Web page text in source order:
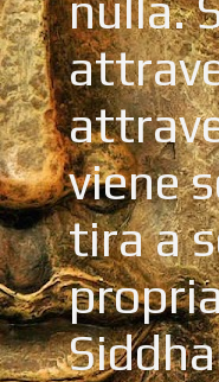
viene
tira a